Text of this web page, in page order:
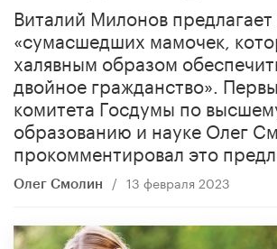
Виталий Милонов
«сумасшедших мамочек,
халявным образом
двойное гражданство».
комитета Госдумы по
образованию и науке Олег
прокомментировал это
Олег Смолин / 13 февраля 2023